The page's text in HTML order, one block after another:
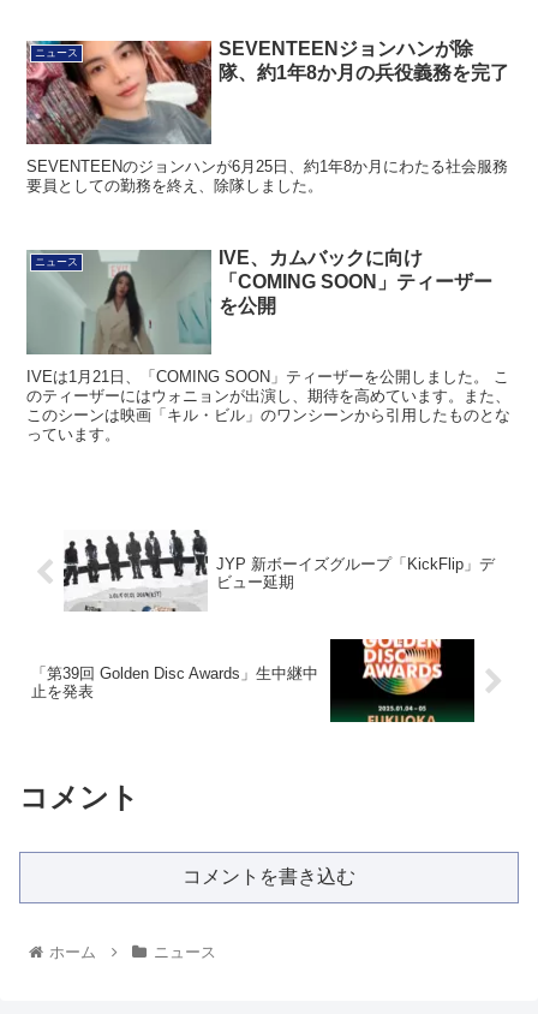
ニュース
SEVENTEENジョンハンが除
隊、約1年8か月の兵役義務を完了
SEVENTEENのジョンハンが6月25日、約1年8か月にわたる社会服務
要員としての勤務を終え、除隊しました。
ニュース
IVE、カムバックに向け
「COMING SOON」ティーザー
を公開
IVEは1月21日、「COMING SOON」ティーザーを公開しました。 こ
のティーザーにはウォニョンが出演し、期待を高めています。また、
このシーンは映画「キル・ビル」のワンシーンから引用したものとな
っています。
JYP 新ボーイズグループ「KickFlip」デ
ビュー延期
「第39回 Golden Disc Awards」生中継中
止を発表
コメント
コメントを書き込む
ホーム ニュース